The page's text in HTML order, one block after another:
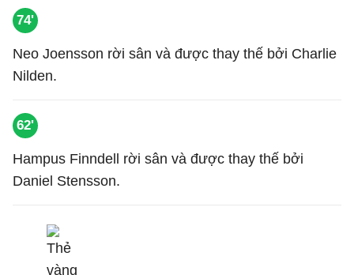
74'
Neo Joensson rời sân và được thay thế bởi Charlie
Nilden.
62'
Hampus Finndell rời sân và được thay thế bởi
Daniel Stensson.